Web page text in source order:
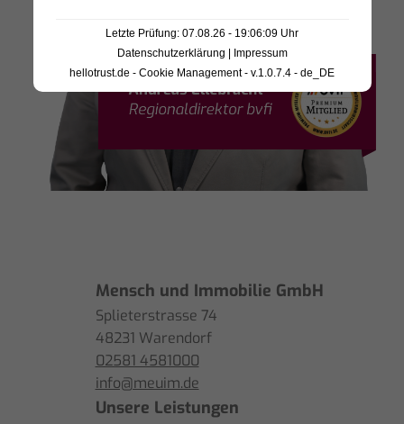
Mensch und Immobilie GmbH
Splieterstrasse 74
48231 Warendorf
02581 4581000
info@meuim.de
Unsere Leistungen
Letzte Prüfung: 07.08.26 - 19:06:09 Uhr
Datenschutzerklärung
Impressum
hellotrust.de - Cookie Management - v.1.0.7.4 - de_DE